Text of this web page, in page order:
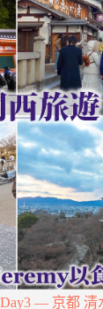
— 京都 清